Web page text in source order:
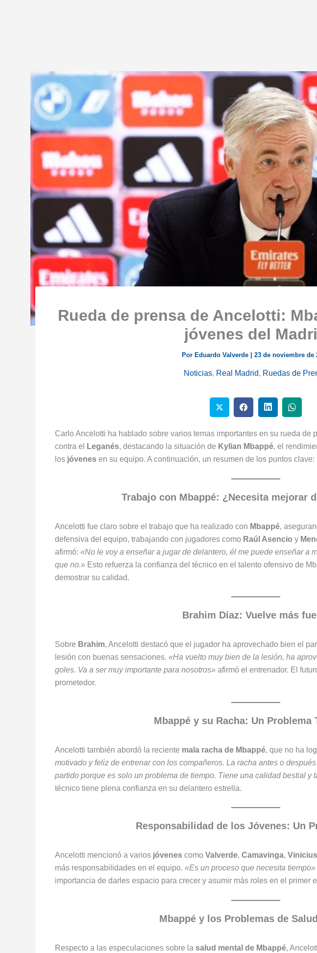
Rueda de prensa de Ancelotti:
jóvenes del
Por Eduardo Valverde | 23 de noviembre de
Noticias, Real Madrid, Ruedas de
Carlo Ancelotti ha hablado sobre varios temas importantes en su rueda de
contra el
Leganés, destacando la situación de Kylian Mbappé, el
los jóvenes en su equipo. A continuación, un resumen de los puntos clave:
Trabajo con Mbappé: ¿Necesita mejorar
Ancelotti fue claro sobre el trabajo que ha realizado con Mbappé,
defensiva del equipo, trabajando con jugadores como Raúl Asencio y
afirmó: «No le voy a enseñar a jugar de delantero, él me puede enseñar a
que no.» Esto refuerza la confianza del técnico en el talento ofensivo de
demostrar su calidad.
Brahim Díaz: Vuelve más
Sobre Brahim, Ancelotti destacó que el jugador ha aprovechado bien el
lesión con buenas sensaciones. «Ha vuelto muy bien de la lesión, ha
goles. Va a ser muy importante para nosotros» afirmó el entrenador. El
prometedor.
Mbappé y su Racha: Un Problema
Ancelotti también abordó la reciente mala racha de Mbappé, que no ha
motivado y feliz de entrenar con los compañeros. La racha antes o
partido porque es solo un problema de tiempo. Tiene una calidad bestial y
técnico tiene plena confianza en su delantero estrella.
Responsabilidad de los Jóvenes: Un
Ancelotti mencionó a varios jóvenes como Valverde, Camavinga, Vinicius
más responsabilidades en el equipo. «Es un proceso que necesita tiempo»
importancia de darles espacio para crecer y asumir más roles en el primer
Mbappé y los Problemas de
Respecto a las especulaciones sobre la salud mental de Mbappé,